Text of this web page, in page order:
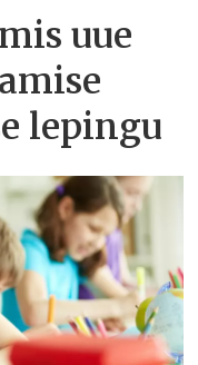
uue
lepingu